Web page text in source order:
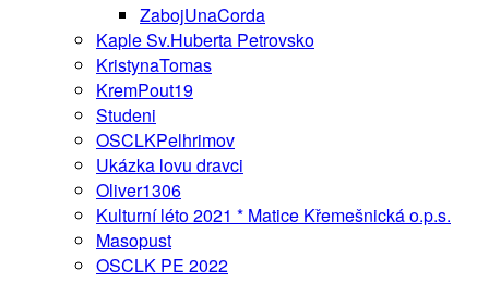
ZabojUnaCorda
Kaple Sv.Huberta Petrovsko
KristynaTomas
KremPout19
Studeni
OSCLKPelhrimov
Ukázka lovu dravci
Oliver1306
Kulturní léto 2021 * Matice Křemešnická o.p.s.
Masopust
OSCLK PE 2022